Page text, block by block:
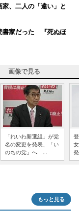
、二人の「違い」と
書家だった 『死ぬほ
画像で見る
「れいわ新選組」が党
名の変更を発表、「い
のちの党」へ ...
もっと見る